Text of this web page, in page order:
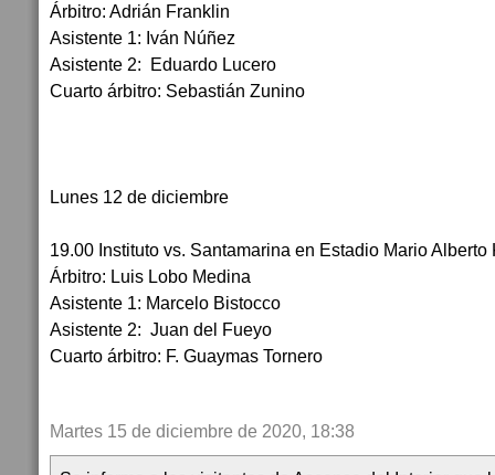
Árbitro: Adrián Franklin
Asistente 1: Iván Núñez
Asistente 2: Eduardo Lucero
Cuarto árbitro: Sebastián Zunino
Lunes 12 de diciembre
19.00 Instituto vs. Santamarina en Estadio Mario Alberto
Árbitro: Luis Lobo Medina
Asistente 1: Marcelo Bistocco
Asistente 2: Juan del Fueyo
Cuarto árbitro: F. Guaymas Tornero
Martes 15 de diciembre de 2020, 18:38